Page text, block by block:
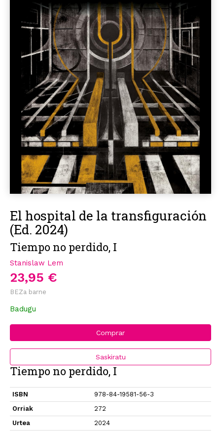
El hospital de la transfiguración
(Ed. 2024)
Tiempo no perdido, I
Stanislaw Lem
23,95 €
BEZa barne
Badugu
Comprar
Saskiratu
Tiempo no perdido, I
ISBN
978-84-19581-56-3
Orriak
272
Urtea
2024